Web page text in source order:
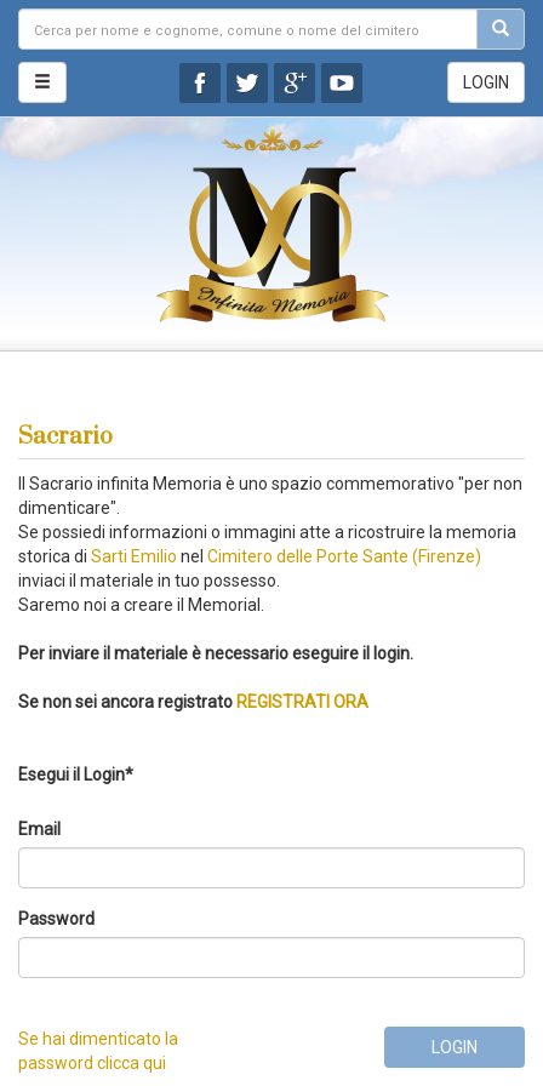
LOGIN
Sacrario
Il Sacrario infinita Memoria è uno spazio commemorativo "per non
dimenticare".
Se possiedi informazioni o immagini atte a ricostruire la memoria
storica di Sarti Emilio nel Cimitero delle Porte Sante (Firenze)
inviaci il materiale in tuo possesso.
Saremo noi a creare il Memorial.
Per inviare il materiale è necessario eseguire il login.
Se non sei ancora registrato REGISTRATI ORA
Esegui il Login*
Email
Password
Se hai dimenticato la
password clicca qui
LOGIN